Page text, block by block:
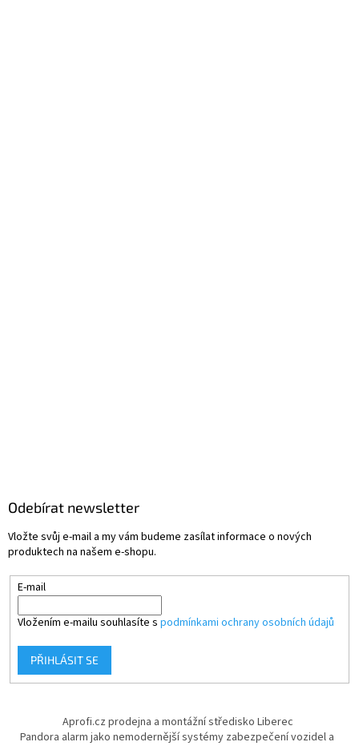
Odebírat newsletter
Vložte svůj e-mail a my vám budeme zasílat informace o nových
produktech na našem e-shopu.
E-mail
Vložením e-mailu souhlasíte s podmínkami ochrany osobních údajů
PŘIHLÁSIT SE
Aprofi.cz prodejna a montážní středisko Liberec
Pandora alarm jako nemodernější systémy zabezpečení vozidel a